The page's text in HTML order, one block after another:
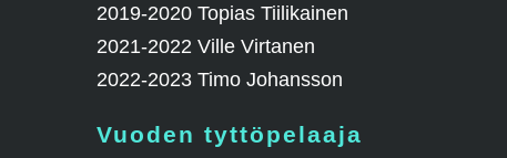
2019-2020 Topias Tiilikainen
2021-2022 Ville Virtanen
2022-2023 Timo Johansson
Vuoden tyttöpelaaja